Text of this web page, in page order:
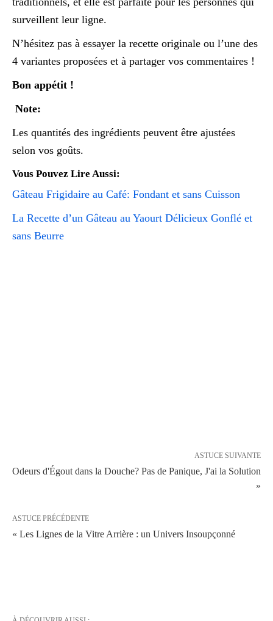
surveillent leur ligne.
N’hésitez pas à essayer la recette originale ou l’une des
4 variantes proposées et à partager vos commentaires !
Bon appétit !
Note:
Les quantités des ingrédients peuvent être ajustées
selon vos goûts.
Vous Pouvez Lire Aussi:
Gâteau Frigidaire au Café: Fondant et sans Cuisson
La Recette d’un Gâteau au Yaourt Délicieux Gonflé et
sans Beurre
ASTUCE SUIVANTE
Odeurs d'Égout dans la Douche? Pas de Panique, J'ai la Solution
»
ASTUCE PRÉCÉDENTE
« Les Lignes de la Vitre Arrière : un Univers Insoupçonné